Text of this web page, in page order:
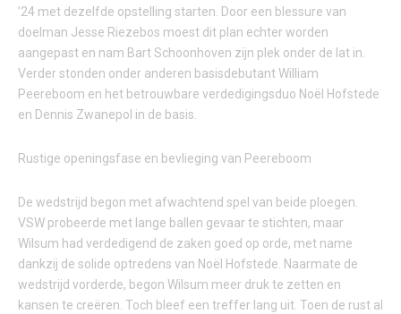
’24 met dezelfde opstelling starten. Door een blessure van
doelman Jesse Riezebos moest dit plan echter worden
aangepast en nam Bart Schoonhoven zijn plek onder de lat in.
Verder stonden onder anderen basisdebutant William
Peereboom en het betrouwbare verdedigingsduo Noël Hofstede
en Dennis Zwanepol in de basis.
Rustige openingsfase en bevlieging van Peereboom
De wedstrijd begon met afwachtend spel van beide ploegen.
VSW probeerde met lange ballen gevaar te stichten, maar
Wilsum had verdedigend de zaken goed op orde, met name
dankzij de solide optredens van Noël Hofstede. Naarmate de
wedstrijd vorderde, begon Wilsum meer druk te zetten en
kansen te creëren. Toch bleef een treffer lang uit. Toen de rust al